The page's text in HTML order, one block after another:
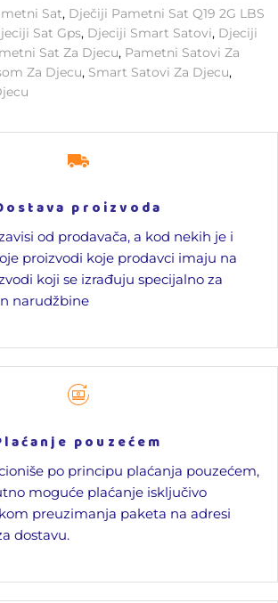
Sat, Dječiji Pametni Sat Q19 2G LBS
Sat Gps, Djeciji Smart Satovi, Djeciji
Sat Za Djecu, Pametni Satovi Za
Za Djecu, Smart Satovi Za Djecu,
proizvoda
od prodavača, a kod nekih je i
proizvodi koje prodavci imaju na
koji se izrađuju specijalno za
narudžbine
pouzećem
po principu plaćanja pouzećem,
moguće plaćanje isključivo
preuzimanja paketa na adresi
dostavu.